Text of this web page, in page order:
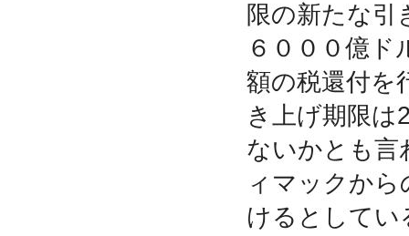
限の新たな引
６０００億ド
額の税還付を
き上げ期限は
ないかとも言
ィマックか
けるとしてい